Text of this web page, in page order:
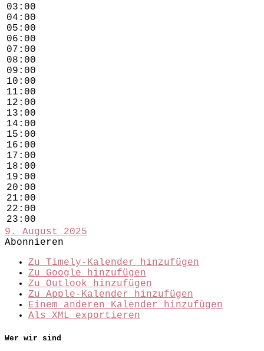
03:00
04:00
05:00
06:00
07:00
08:00
09:00
10:00
11:00
12:00
13:00
14:00
15:00
16:00
17:00
18:00
19:00
20:00
21:00
22:00
23:00
9. August 2025
Abonnieren
Zu Timely-Kalender hinzufügen
Zu Google hinzufügen
Zu Outlook hinzufügen
Zu Apple-Kalender hinzufügen
Einem anderen Kalender hinzufügen
Als XML exportieren
Wer wir sind